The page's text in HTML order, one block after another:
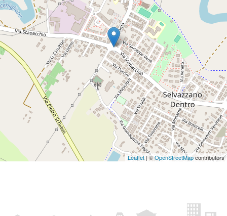
Leaflet | ©OpenStreetMapcontributors